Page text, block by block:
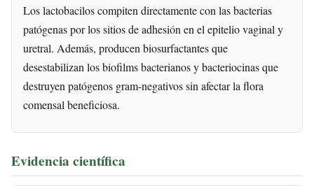
Los lactobacilos compiten directamente con las bacterias
patógenas por los sitios de adhesión en el epitelio vaginal y
uretral. Además, producen biosurfactantes que
desestabilizan los biofilms bacterianos y bacteriocinas que
destruyen patógenos gram-negativos sin afectar la flora
comensal beneficiosa.
Evidencia científica